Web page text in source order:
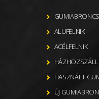
ALUFELNIK
ACÉLFELNIK
HASZNÁLT
ÚJ